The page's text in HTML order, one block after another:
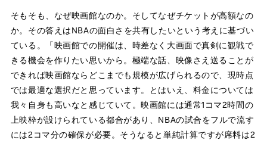
そもそも、なぜ映画館なのか。そしてなぜチケットが高額なの
か。その答えはNBAの面白さを共有したいという考えに基づい
ている。「映画館での開催は、時差なく大画面で真剣に観戦で
きる機会を作りたい思いから。極端な話、映像さえ送ることが
できれば映画館ならどこまでも規模が広げられるので、現時点
では最適な選択だと思っています。とはいえ、料金については
我々自身も高いなと感じていて。映画館には通常1コマ2時間の
上映枠が設けられている都合があり、NBAの試合をフルで流す
には2コマ分の確保が必要。そうなると単純計算ですが席料は2